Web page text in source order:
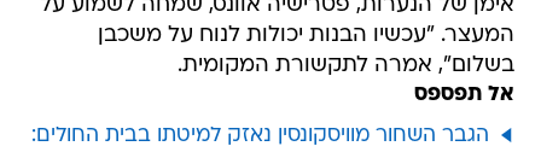
אימן של הנערות, פטרישיה אוונס, שמחה לשמוע על
המעצר. "עכשיו הבנות יכולות לנוח על משכבן
בשלום", אמרה לתקשורת המקומית.
אל תפספס
הגבר השחור מוויסקונסין נאזק למיטתו בבית החולים: